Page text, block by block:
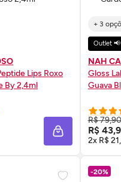
Lips Roxo
By 2,4ml
AGORA ❯
ADICIONAR À
+ 3
Outlet 📢
NAH
Gloss
Guava
R$ 79,90
R$
2x R$
-20%